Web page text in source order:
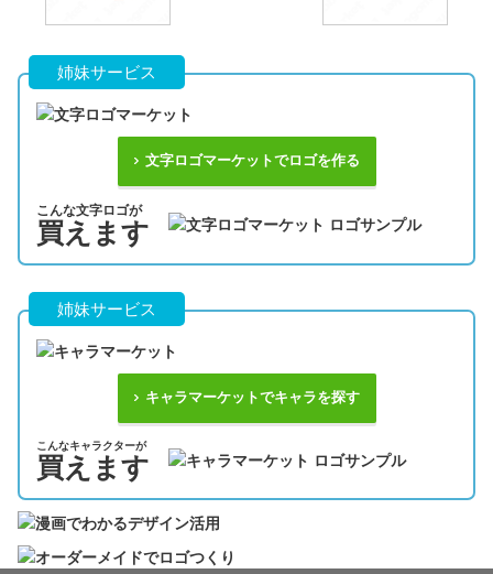
姉妹サービス
文字ロゴマーケットでロゴを作る
こんな文字ロゴが
買えます
姉妹サービス
キャラマーケットでキャラを探す
こんなキャラクターが
買えます